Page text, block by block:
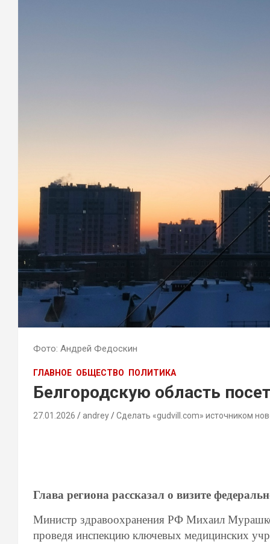
Фото: Андрей Федоскин
ГЛАВНОЕ ОБЩЕСТВО ПОЛИТИКА
Белгородскую область
27.01.2026 andrey Сделать «gudvill.com» источником
Глава региона рассказал о визите
Министр здравоохранения РФ Михаил
проведя инспекцию ключевых медицинских